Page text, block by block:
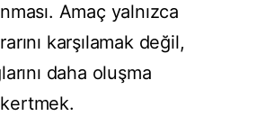
Amaç yalnızca
karşılamak değil,
daha oluşma